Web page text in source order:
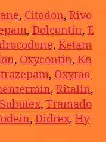
, Citodon, Rivo
, Dolcontin, E
, Ketam
, Oxycontin, Ko
, Oxymo
, Ritalin,
Subutex, Tramado
, Didrex, Hy